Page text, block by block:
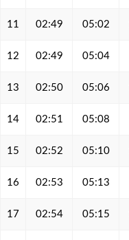
11 02:49 05:02
12 02:49 05:04
13 02:50 05:06
14 02:51 05:08
15 02:52 05:10
16 02:53 05:13
17 02:54 05:15